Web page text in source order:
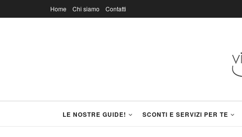
Home Chi siamo Contatti
LE NOSTRE GUIDE! SCONTI E SERVIZI PER TE